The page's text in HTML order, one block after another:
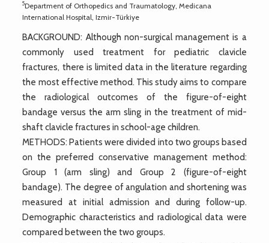
5Department of Orthopedics and Traumatology, Medicana
International Hospital, Izmir-Türkiye
BACKGROUND: Although non-surgical management is a
commonly used treatment for pediatric clavicle
fractures, there is limited data in the literature regarding
the most effective method. This study aims to compare
the radiological outcomes of the figure-of-eight
bandage versus the arm sling in the treatment of mid-
shaft clavicle fractures in school-age children.
METHODS: Patients were divided into two groups based
on the preferred conservative management method:
Group 1 (arm sling) and Group 2 (figure-of-eight
bandage). The degree of angulation and shortening was
measured at initial admission and during follow-up.
Demographic characteristics and radiological data were
compared between the two groups.